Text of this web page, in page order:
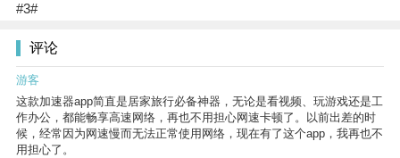
#3#
评论
游客
这款加速器app简直是居家旅行必备神器，无论是看视频、玩游戏还是工
作办公，都能畅享高速网络，再也不用担心网速卡顿了。以前出差的时
候，经常因为网速慢而无法正常使用网络，现在有了这个app，我再也不
用担心了。